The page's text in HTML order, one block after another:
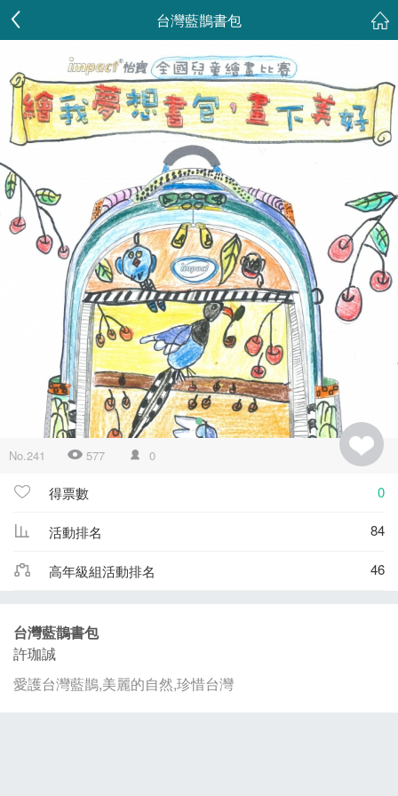
台灣藍鵲書包
No.241 577 0
得票數 0
活動排名 84
高年級組活動排名 46
台灣藍鵲書包
許珈誠
愛護台灣藍鵲,美麗的自然,珍惜台灣